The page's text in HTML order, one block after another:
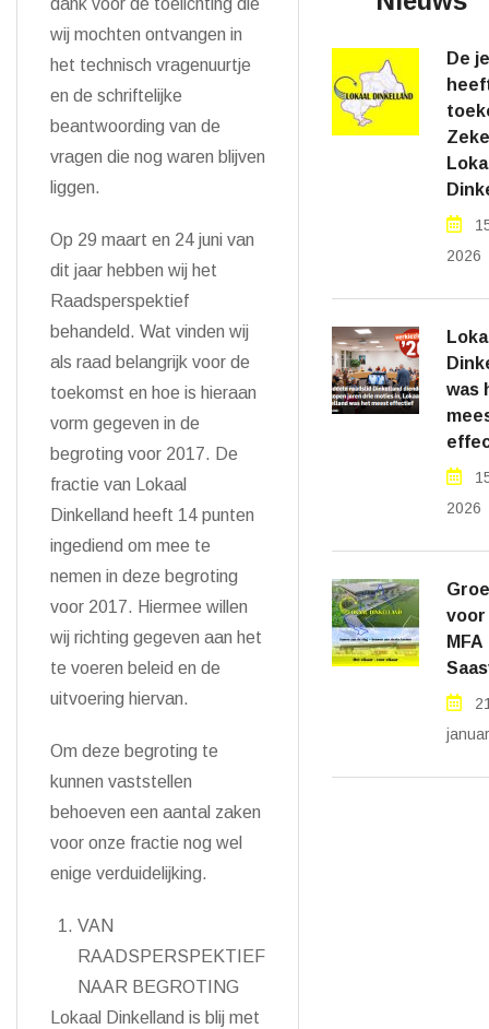
dank voor de toelichting die
wij mochten ontvangen in
het technisch vragenuurtje
en de schriftelijke
beantwoording van de
vragen die nog waren blijven
liggen.
Op 29 maart en 24 juni van
dit jaar hebben wij het
Raadsperspektief
behandeld. Wat vinden wij
als raad belangrijk voor de
toekomst en hoe is hieraan
vorm gegeven in de
begroting voor 2017. De
fractie van Lokaal
Dinkelland heeft 14 punten
ingediend om mee te
nemen in deze begroting
voor 2017. Hiermee willen
wij richting gegeven aan het
te voeren beleid en de
uitvoering hiervan.
Om deze begroting te
kunnen vaststellen
behoeven een aantal zaken
voor onze fractie nog wel
enige verduidelijking.
VAN
RAADSPERSPEKTIEF
NAAR BEGROTING
Lokaal Dinkelland is blij met
De
2026
was
2026
voor
MFA